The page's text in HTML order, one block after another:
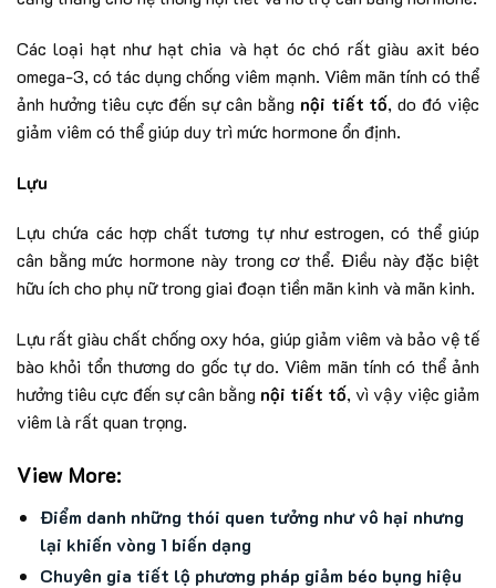
Các loại hạt như hạt chia và hạt óc chó rất giàu axit béo
omega-3, có tác dụng chống viêm mạnh. Viêm mãn tính có thể
ảnh hưởng tiêu cực đến sự cân bằng nội tiết tố, do đó việc
giảm viêm có thể giúp duy trì mức hormone ổn định.
Lựu
Lựu chứa các hợp chất tương tự như estrogen, có thể giúp
cân bằng mức hormone này trong cơ thể. Điều này đặc biệt
hữu ích cho phụ nữ trong giai đoạn tiền mãn kinh và mãn kinh.
Lựu rất giàu chất chống oxy hóa, giúp giảm viêm và bảo vệ tế
bào khỏi tổn thương do gốc tự do. Viêm mãn tính có thể ảnh
hưởng tiêu cực đến sự cân bằng nội tiết tố, vì vậy việc giảm
viêm là rất quan trọng.
View More:
Điểm danh những thói quen tưởng như vô hại nhưng
lại khiến vòng 1 biến dạng
Chuyên gia tiết lộ phương pháp giảm béo bụng hiệu